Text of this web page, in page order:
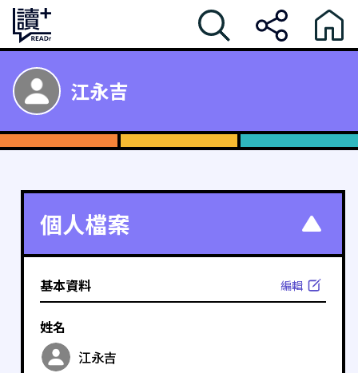
江永吉
個人檔案
基本資料 編輯
姓名
江永吉